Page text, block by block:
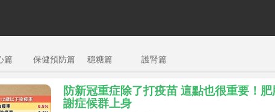
篇 保健預防篇 穩糖篇 護腎篇
防新冠重症除了打疫苗 這點也很重要！
謝症候群上身